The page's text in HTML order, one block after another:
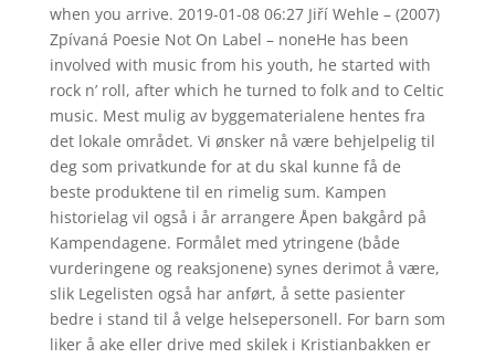
when you arrive. 2019-01-08 06:27 Jiří Wehle – (2007)
Zpívaná Poesie Not On Label ‎– noneHe has been
involved with music from his youth, he started with
rock n’ roll, after which he turned to folk and to Celtic
music. Mest mulig av byggematerialene hentes fra
det lokale området. Vi ønsker nå være behjelpelig til
deg som privatkunde for at du skal kunne få de
beste produktene til en rimelig sum. Kampen
historielag vil også i år arrangere Åpen bakgård på
Kampendagene. Formålet med ytringene (både
vurderingene og reaksjonene) synes derimot å være,
slik Legelisten også har anført, å sette pasienter
bedre i stand til å velge helsepersonell. For barn som
liker å ake eller drive med skilek i Kristianbakken er